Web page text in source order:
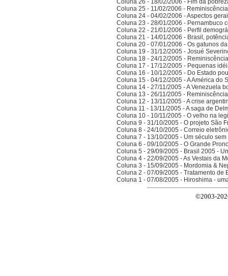
Coluna 26 - 18/02/2006 - Fim da
Coluna 25 - 11/02/2006 -
Coluna 24 - 04/02/2006 - Aspectos
Coluna 23 - 28/01/2006 - Pernambuco
Coluna 22 - 21/01/2006 - Perfil
Coluna 21 - 14/01/2006 - Brasil,
Coluna 20 - 07/01/2006 - Os gatunos
Coluna 19 - 31/12/2005 - Josué
Coluna 18 - 24/12/2005 -
Coluna 17 - 17/12/2005 - Pequenas
Coluna 16 - 10/12/2005 - Do Estado
Coluna 15 - 04/12/2005 - A América do
Coluna 14 - 27/11/2005 - A Venezuela
Coluna 13 - 26/11/2005 -
Coluna 12 - 13/11/2005 - A crise
Coluna 11 - 13/11/2005 - A saga de
Coluna 10 - 10/11/2005 - O velho na
Coluna 9 - 31/10/2005 - O projeto São
Coluna 8 - 24/10/2005 - Correio
Coluna 7 - 13/10/2005 - Um século
Coluna 6 - 09/10/2005 - O Grande
Coluna 5 - 29/09/2005 - Brasil 2005 -
Coluna 4 - 22/09/2005 - As Vestais da
Coluna 3 - 15/09/2005 - Mordomia &
Coluna 2 - 07/09/2005 - Tratamento de
Coluna 1 - 07/08/2005 - Hiroshima -
©2003-